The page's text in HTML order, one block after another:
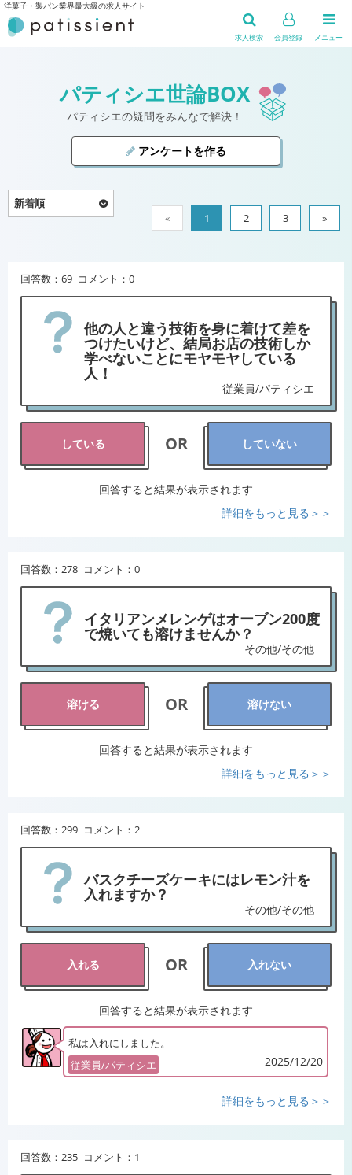
洋菓子・製パン業界最大級の求人サイト
メニュー
求人検索 会員登録
パティシエ世論BOX
パティシエの疑問をみんなで解決！
アンケートを作る
« 1 2 3 »
回答数：69 コメント：0
他の人と違う技術を身に着けて差を
つけたいけど、結局お店の技術しか
学べないことにモヤモヤしている
人！
従業員/パティシエ
している OR していない
回答すると結果が表示されます
詳細をもっと見る＞＞
回答数：278 コメント：0
イタリアンメレンゲはオーブン200度
で焼いても溶けませんか？
その他/その他
溶ける OR 溶けない
回答すると結果が表示されます
詳細をもっと見る＞＞
回答数：299 コメント：2
バスクチーズケーキにはレモン汁を
入れますか？
その他/その他
入れる OR 入れない
回答すると結果が表示されます
私は入れにしました。
従業員/パティシエ
2025/12/20
詳細をもっと見る＞＞
回答数：235 コメント：1